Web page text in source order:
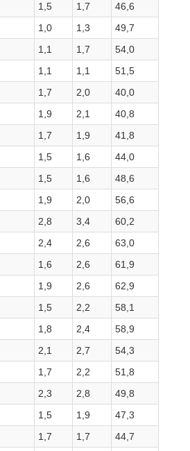
1,5 1,7
46,6
1,0 1,3
49,7
1,1 1,7
54,0
1,1 1,1
51,5
1,7 2,0
40,0
1,9 2,1
40,8
1,7 1,9
41,8
1,5 1,6
44,0
1,5 1,6
48,6
1,9 2,0
56,6
2,8 3,4
60,2
2,4 2,6
63,0
1,6 2,6
61,9
1,9 2,6
62,9
1,5 2,2
58,1
1,8 2,4
58,9
2,1 2,7
54,3
1,7 2,2
51,8
2,3 2,8
49,8
1,5 1,9
47,3
1,7 1,7
44,7